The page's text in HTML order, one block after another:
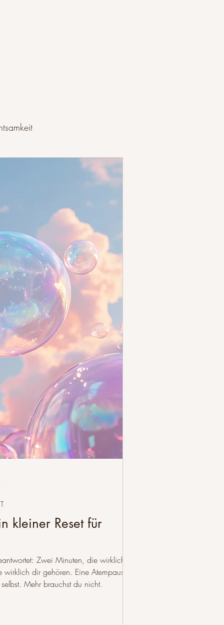
kleiner Reset für
Zwei Minuten, die wirklich dir
dir gehören. Eine Atempause,
Mehr brauchst du nicht.